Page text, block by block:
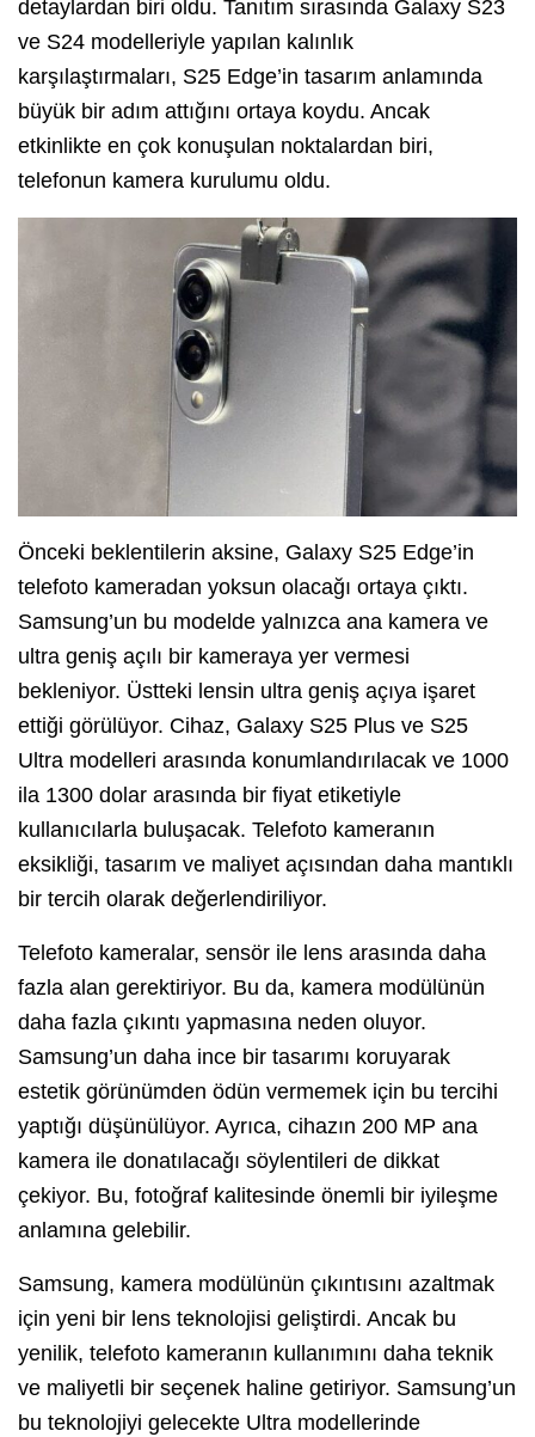
detaylardan biri oldu. Tanıtım sırasında Galaxy S23
ve S24 modelleriyle yapılan kalınlık
karşılaştırmaları, S25 Edge’in tasarım anlamında
büyük bir adım attığını ortaya koydu. Ancak
etkinlikte en çok konuşulan noktalardan biri,
telefonun kamera kurulumu oldu.
Önceki beklentilerin aksine, Galaxy S25 Edge’in
telefoto kameradan yoksun olacağı ortaya çıktı.
Samsung’un bu modelde yalnızca ana kamera ve
ultra geniş açılı bir kameraya yer vermesi
bekleniyor. Üstteki lensin ultra geniş açıya işaret
ettiği görülüyor. Cihaz, Galaxy S25 Plus ve S25
Ultra modelleri arasında konumlandırılacak ve 1000
ila 1300 dolar arasında bir fiyat etiketiyle
kullanıcılarla buluşacak. Telefoto kameranın
eksikliği, tasarım ve maliyet açısından daha mantıklı
bir tercih olarak değerlendiriliyor.
Telefoto kameralar, sensör ile lens arasında daha
fazla alan gerektiriyor. Bu da, kamera modülünün
daha fazla çıkıntı yapmasına neden oluyor.
Samsung’un daha ince bir tasarımı koruyarak
estetik görünümden ödün vermemek için bu tercihi
yaptığı düşünülüyor. Ayrıca, cihazın 200 MP ana
kamera ile donatılacağı söylentileri de dikkat
çekiyor. Bu, fotoğraf kalitesinde önemli bir iyileşme
anlamına gelebilir.
Samsung, kamera modülünün çıkıntısını azaltmak
için yeni bir lens teknolojisi geliştirdi. Ancak bu
yenilik, telefoto kameranın kullanımını daha teknik
ve maliyetli bir seçenek haline getiriyor. Samsung’un
bu teknolojiyi gelecekte Ultra modellerinde